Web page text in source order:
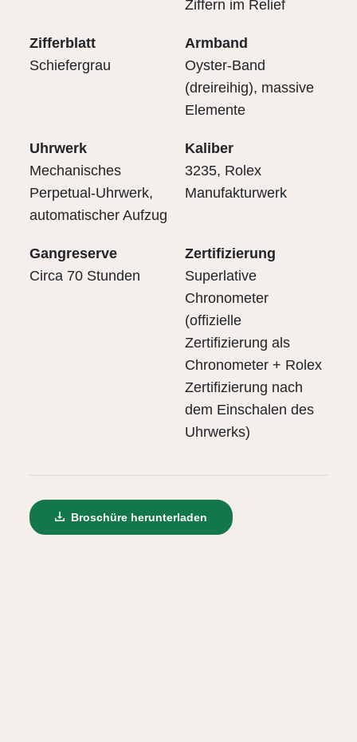
Ziffern im Relief
Zifferblatt
Schiefergrau
Armband
Oyster-Band
(dreireihig), massive
Elemente
Uhrwerk
Mechanisches
Perpetual-Uhrwerk,
automatischer Aufzug
Kaliber
3235, Rolex
Manufakturwerk
Gangreserve
Circa 70 Stunden
Zertifizierung
Superlative
Chronometer
(offizielle
Zertifizierung als
Chronometer + Rolex
Zertifizierung nach
dem Einschalen des
Uhrwerks)
Broschüre herunterladen